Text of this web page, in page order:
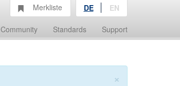
Community Standards Support
Merkliste DE EN
×